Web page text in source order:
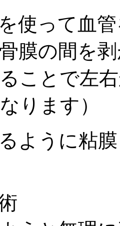
使って血
膜の間を
ることで左
ります）
ように粘